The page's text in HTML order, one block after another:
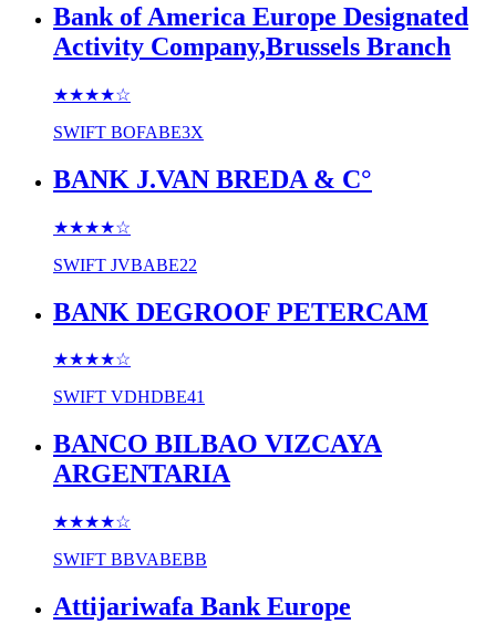
Bank of America Europe Designated
Activity Company,Brussels Branch
★★★★☆
SWIFT BOFABE3X
BANK J.VAN BREDA & C°
★★★★☆
SWIFT JVBABE22
BANK DEGROOF PETERCAM
★★★★☆
SWIFT VDHDBE41
BANCO BILBAO VIZCAYA
ARGENTARIA
★★★★☆
SWIFT BBVABEBB
Attijariwafa Bank Europe